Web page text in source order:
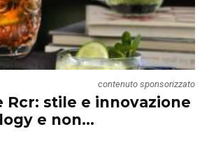
contenuto sponsorizzato
Rcr: stile e innovazione
e non...